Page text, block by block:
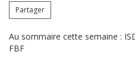
Partager
Au sommaire cette semaine :
FBF